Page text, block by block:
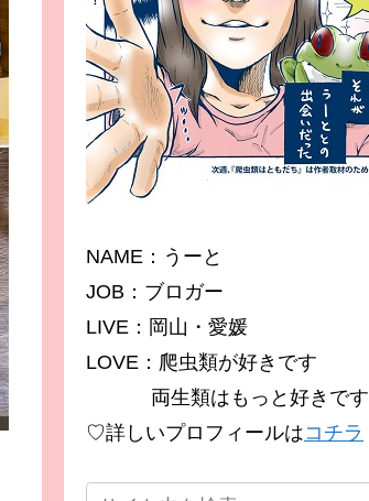
NAME：うーと
JOB：ブロガー
LIVE：岡山・愛媛
LOVE：爬虫類が好きです
両生類はもっと好きです
♡詳しいプロフィールはコチラ